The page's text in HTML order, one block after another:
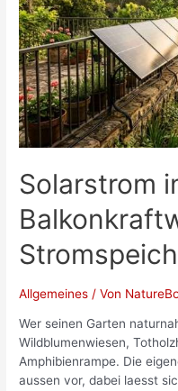
so
läuft’s
unkompliziert
Solarstrom
Allgemeines / Von
Wer seinen Garten
Wildblumenwiesen,
Amphibienrampe. Die
aussen vor, dabei laesst